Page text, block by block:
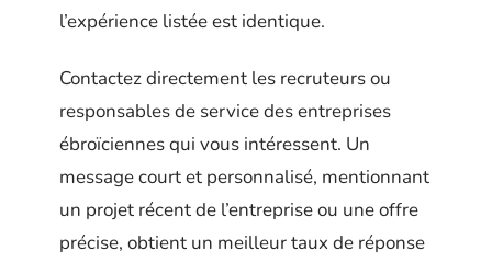
l’expérience listée est identique.
Contactez directement les recruteurs ou
responsables de service des entreprises
ébroïciennes qui vous intéressent. Un
message court et personnalisé, mentionnant
un projet récent de l’entreprise ou une offre
précise, obtient un meilleur taux de réponse